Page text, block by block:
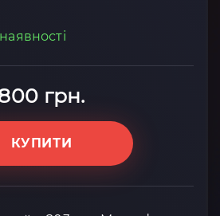
грн.
КУПИТИ